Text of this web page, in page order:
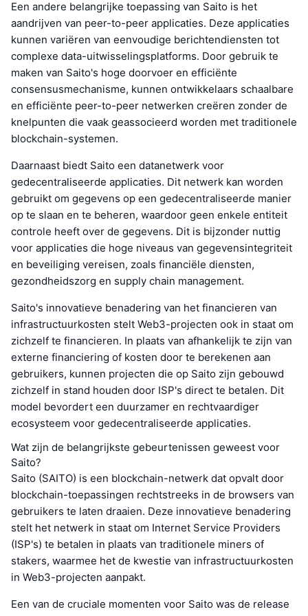
Een andere belangrijke toepassing van Saito is het
aandrijven van peer-to-peer applicaties. Deze applicaties
kunnen variëren van eenvoudige berichtendiensten tot
complexe data-uitwisselingsplatforms. Door gebruik te
maken van Saito's hoge doorvoer en efficiënte
consensusmechanisme, kunnen ontwikkelaars schaalbare
en efficiënte peer-to-peer netwerken creëren zonder de
knelpunten die vaak geassocieerd worden met traditionele
blockchain-systemen.
Daarnaast biedt Saito een datanetwerk voor
gedecentraliseerde applicaties. Dit netwerk kan worden
gebruikt om gegevens op een gedecentraliseerde manier
op te slaan en te beheren, waardoor geen enkele entiteit
controle heeft over de gegevens. Dit is bijzonder nuttig
voor applicaties die hoge niveaus van gegevensintegriteit
en beveiliging vereisen, zoals financiële diensten,
gezondheidszorg en supply chain management.
Saito's innovatieve benadering van het financieren van
infrastructuurkosten stelt Web3-projecten ook in staat om
zichzelf te financieren. In plaats van afhankelijk te zijn van
externe financiering of kosten door te berekenen aan
gebruikers, kunnen projecten die op Saito zijn gebouwd
zichzelf in stand houden door ISP's direct te betalen. Dit
model bevordert een duurzamer en rechtvaardiger
ecosysteem voor gedecentraliseerde applicaties.
Wat zijn de belangrijkste gebeurtenissen geweest voor
Saito?
Saito (SAITO) is een blockchain-netwerk dat opvalt door
blockchain-toepassingen rechtstreeks in de browsers van
gebruikers te laten draaien. Deze innovatieve benadering
stelt het netwerk in staat om Internet Service Providers
(ISP's) te betalen in plaats van traditionele miners of
stakers, waarmee het de kwestie van infrastructuurkosten
in Web3-projecten aanpakt.
Een van de cruciale momenten voor Saito was de release